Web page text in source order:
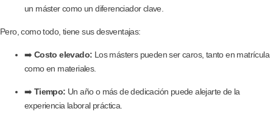
un máster como un diferenciador clave.
Pero, como todo, tiene sus desventajas:
➡️ Costo elevado: Los másters pueden ser caros, tanto en matrícula
como en materiales.
➡️ Tiempo: Un año o más de dedicación puede alejarte de la
experiencia laboral práctica.